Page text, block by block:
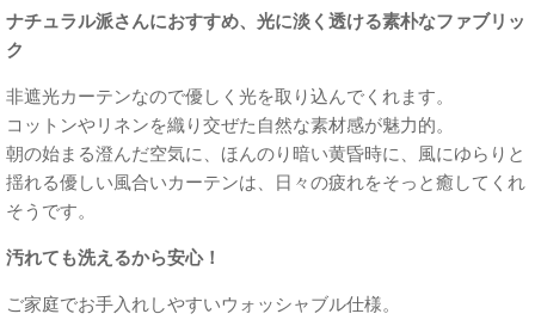
ナチュラル派さんにおすすめ、光に淡く透ける素朴なファブリッ
ク
非遮光カーテンなので優しく光を取り込んでくれます。
コットンやリネンを織り交ぜた自然な素材感が魅力的。
朝の始まる澄んだ空気に、ほんのり暗い黄昏時に、風にゆらりと
揺れる優しい風合いカーテンは、日々の疲れをそっと癒してくれ
そうです。
汚れても洗えるから安心！
ご家庭でお手入れしやすいウォッシャブル仕様。